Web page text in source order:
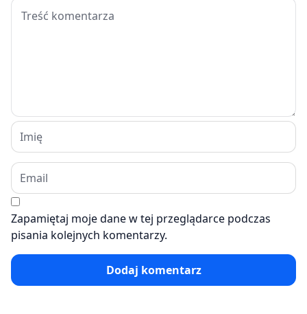
Zapamiętaj moje dane w tej przeglądarce podczas
pisania kolejnych komentarzy.
Dodaj komentarz